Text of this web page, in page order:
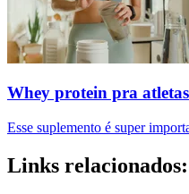
Whey protein pra
Esse suplemento é super
Links relacionados: